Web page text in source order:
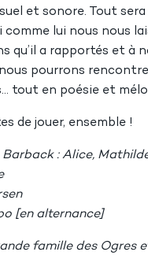
et sonore. Tout sera
comme lui nous nous
qu’il a rapportés et à
pourrons
tout en poésie et
de jouer, ensemble !
Barback : Alice,
[en alternance]
famille des Ogres